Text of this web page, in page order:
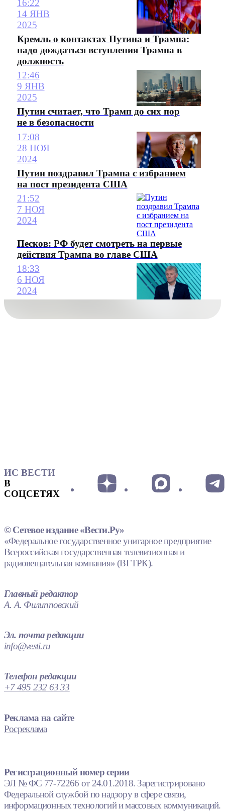
16:22
14 ЯНВ
2025
Кремль о контактах Путина и Трампа:
надо дождаться вступления Трампа в
должность
12:46
9 ЯНВ
2025
Путин считает, что Трамп до сих пор
не в безопасности
17:08
28 НОЯ
2024
Путин поздравил Трампа с избранием
на пост президента США
21:52
7 НОЯ
2024
Песков: РФ будет смотреть на первые
действия Трампа во главе США
18:33
6 НОЯ
2024
ИС ВЕСТИ
В
СОЦСЕТЯХ
© Сетевое издание «Вести.Ру»
«Федеральное государственное унитарное предприятие
Всероссийская государственная телевизионная и
радиовещательная компания» (ВГТРК).
Главный редактор
А. А. Филипповский
Эл. почта редакции
info@vesti.ru
Телефон редакции
+7 495 232 63 33
Реклама на сайте
Росреклама
Регистрационный номер серии
ЭЛ № ФС 77-72266 от 24.01.2018. Зарегистрировано
Федеральной службой по надзору в сфере связи,
информационных технологий и массовых коммуникаций.